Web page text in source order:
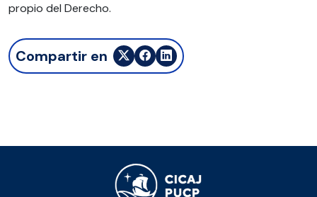
propio del Derecho.
Compartir en